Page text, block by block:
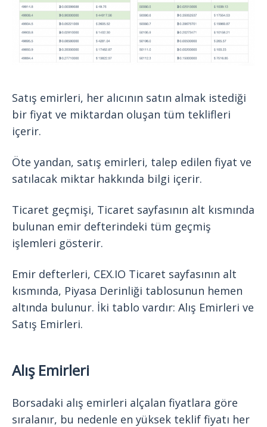
Satış emirleri, her alıcının satın almak istediği
bir fiyat ve miktardan oluşan tüm teklifleri
içerir.
Öte yandan, satış emirleri, talep edilen fiyat ve
satılacak miktar hakkında bilgi içerir.
Ticaret geçmişi, Ticaret sayfasının alt kısmında
bulunan emir defterindeki tüm geçmiş
işlemleri gösterir.
Emir defterleri, CEX.IO Ticaret sayfasının alt
kısmında, Piyasa Derinliği tablosunun hemen
altında bulunur. İki tablo vardır: Alış Emirleri ve
Satış Emirleri.
Alış Emirleri
Borsadaki alış emirleri alçalan fiyatlara göre
sıralanır, bu nedenle en yüksek teklif fiyatı her